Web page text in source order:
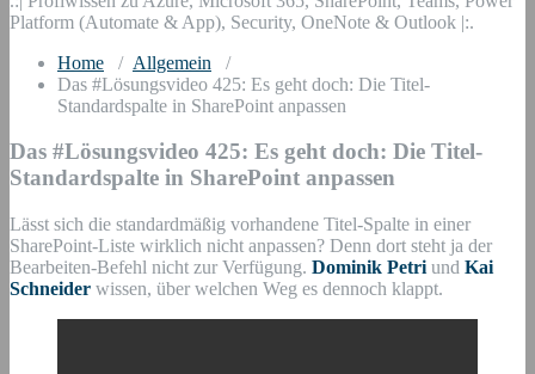
Platform (Automate & App), Security, OneNote & Outlook |:.
Home / Allgemein /
Das #Lösungsvideo 425: Es geht doch: Die Titel-
Standardspalte in SharePoint anpassen
Das #Lösungsvideo 425: Es geht doch: Die Titel-
Standardspalte in SharePoint anpassen
Lässt sich die standardmäßig vorhandene Titel-Spalte in einer
SharePoint-Liste wirklich nicht anpassen? Denn dort steht ja der
Bearbeiten-Befehl nicht zur Verfügung. Dominik Petri und Kai
Schneider wissen, über welchen Weg es dennoch klappt.